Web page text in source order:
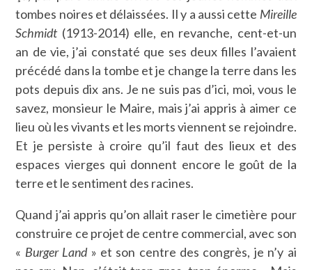
tombes noires et délaissées. Il y a aussi cette Mireille
Schmidt(1913-2014) elle, en revanche, cent-et-un
an de vie, j’ai constaté que ses deux filles l’avaient
précédé dans la tombe et je change la terre dans les
pots depuis dix ans. Je ne suis pas d’ici, moi, vous le
savez, monsieur le Maire, mais j’ai appris à aimer ce
lieu où les vivants et les morts viennent se rejoindre.
Et je persiste à croire qu’il faut des lieux et des
espaces vierges qui donnent encore le goût de la
terre et le sentiment des racines.
Quand j’ai appris qu’on allait raser le cimetière pour
construire ce projet de centre commercial, avec son
« Burger Land» et son centre des congrès, je n’y ai